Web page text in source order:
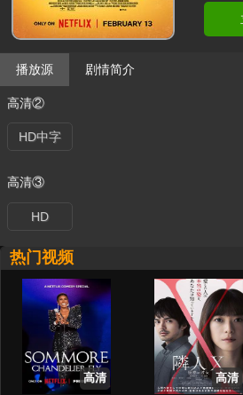
播放源 剧情简介
高清②
HD中字
高清③
HD
热门视频
高清 高清